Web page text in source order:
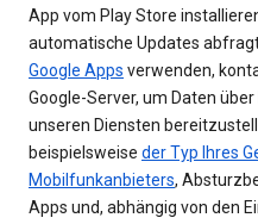
App vom Play Store
automatische Updates
Google Apps verwenden,
Google-Server, um Daten
unseren Diensten
beispielsweise der Typ Ihres
Mobilfunkanbieters,
Apps und, abhängig von den